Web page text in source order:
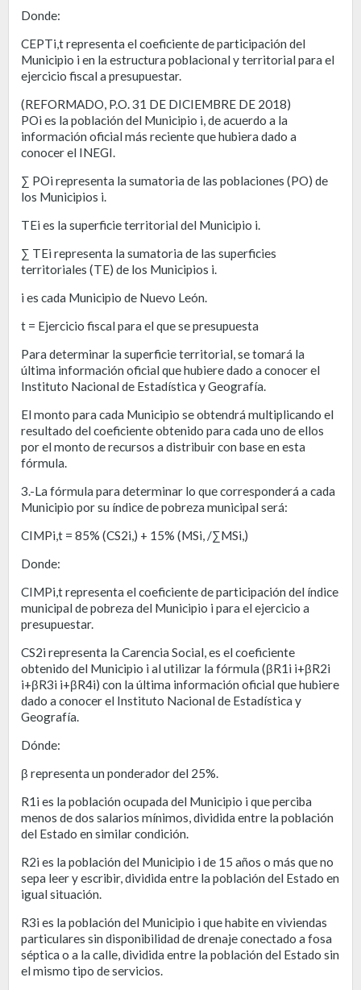
Donde:
CEPTi,t representa el coeficiente de participación del
Municipio i en la estructura poblacional y territorial para el
ejercicio fiscal a presupuestar.
(REFORMADO, P.O. 31 DE DICIEMBRE DE 2018)
POi es la población del Municipio i, de acuerdo a la
información oficial más reciente que hubiera dado a
conocer el INEGI.
∑ POi representa la sumatoria de las poblaciones (PO) de
los Municipios i.
TEi es la superficie territorial del Municipio i.
∑ TEi representa la sumatoria de las superficies
territoriales (TE) de los Municipios i.
i es cada Municipio de Nuevo León.
t = Ejercicio fiscal para el que se presupuesta
Para determinar la superficie territorial, se tomará la
última información oficial que hubiere dado a conocer el
Instituto Nacional de Estadística y Geografía.
El monto para cada Municipio se obtendrá multiplicando el
resultado del coeficiente obtenido para cada uno de ellos
por el monto de recursos a distribuir con base en esta
fórmula.
3.-La fórmula para determinar lo que corresponderá a cada
Municipio por su índice de pobreza municipal será:
CIMPi,t = 85% (CS2i,) + 15% (MSi, /∑MSi,)
Donde:
CIMPi,t representa el coeficiente de participación del índice
municipal de pobreza del Municipio i para el ejercicio a
presupuestar.
CS2i representa la Carencia Social, es el coeficiente
obtenido del Municipio i al utilizar la fórmula (βR1i i+βR2i
i+βR3i i+βR4i) con la última información oficial que hubiere
dado a conocer el Instituto Nacional de Estadística y
Geografía.
Dónde:
β representa un ponderador del 25%.
R1i es la población ocupada del Municipio i que perciba
menos de dos salarios mínimos, dividida entre la población
del Estado en similar condición.
R2i es la población del Municipio i de 15 años o más que no
sepa leer y escribir, dividida entre la población del Estado en
igual situación.
R3i es la población del Municipio i que habite en viviendas
particulares sin disponibilidad de drenaje conectado a fosa
séptica o a la calle, dividida entre la población del Estado sin
el mismo tipo de servicios.